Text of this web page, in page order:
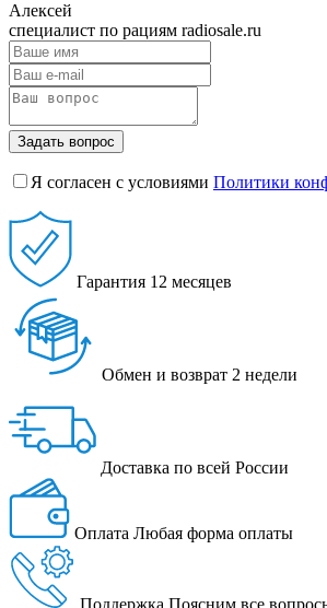
Алексей
специалист по рациям radiosale.ru
Задать вопрос
Я согласен с условиями Политики
Гарантия 12 месяцев
Обмен и возврат 2 недели
Доставка по всей России
Оплата Любая форма оплаты